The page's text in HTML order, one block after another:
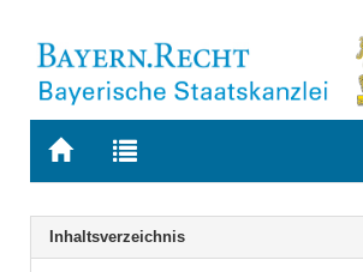
Zur
BAYERN.RECHT
Zur
letzten
Suche
Navigation
Inhaltsverzeichnis